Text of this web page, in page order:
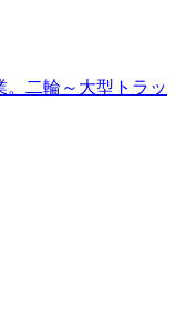
。二輪～大型トラッ